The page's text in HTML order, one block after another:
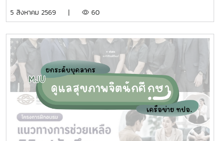
นักศึกษาจิตอาสา ร่วมกันสำรวจทำลายแหล่งเพาะพันธุ์ยุงลาย
มหาวิทยาลัยแม่โจ้ ทั้งนี้ได้รับความอนุเคราะห์รถรับนักศึกษาจาก
กองกายภาพและสิ่งแวดล้อม
5 สิงหาคม 2569 | 60